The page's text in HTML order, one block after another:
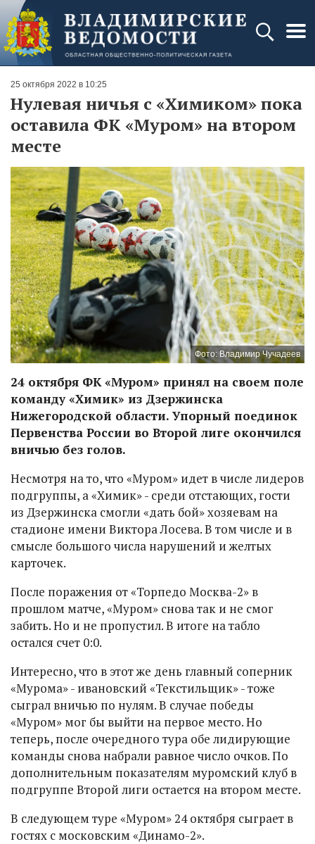
25 октября 2022 в 10:25
Нулевая ничья с «Химиком» пока
оставила ФК «Муром» на втором
месте
Фото: Владимир Чучадеев
24 октября ФК «Муром» принял на своем поле
команду «Химик» из Дзержинска
Нижегородской области. Упорный поединок
Первенства России во Второй лиге окончился
вничью без голов.
Несмотря на то, что «Муром» идет в числе лидеров
подгруппы, а «Химик» - среди отстающих, гости
из Дзержинска смогли «дать бой» хозяевам на
стадионе имени Виктора Лосева. В том числе и в
смысле большого числа нарушений и желтых
карточек.
После поражения от «Торпедо Москва-2» в
прошлом матче, «Муром» снова так и не смог
забить. Но и не пропустил. В итоге на табло
остался счет 0:0.
Интересно, что в этот же день главный соперник
«Мурома» - ивановский «Текстильщик» - тоже
сыграл вничью по нулям. В случае победы
«Муром» мог бы выйти на первое место. Но
теперь, после очередного тура обе лидирующие
команды снова набрали равное число очков. По
дополнительным показателям муромский клуб в
подгруппе Второй лиги остается на втором месте.
В следующем туре «Муром» 24 октября сыграет в
гостях с московским «Динамо-2».